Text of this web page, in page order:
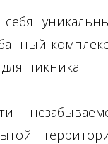
пикника.